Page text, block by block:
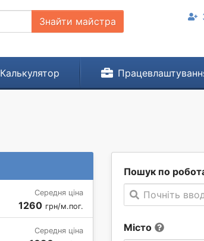
Знайти майстра
Калькулятор
Пошук по
Почніть
Місто
Середня ціна
1260 грн/м.пог.
Середня ціна